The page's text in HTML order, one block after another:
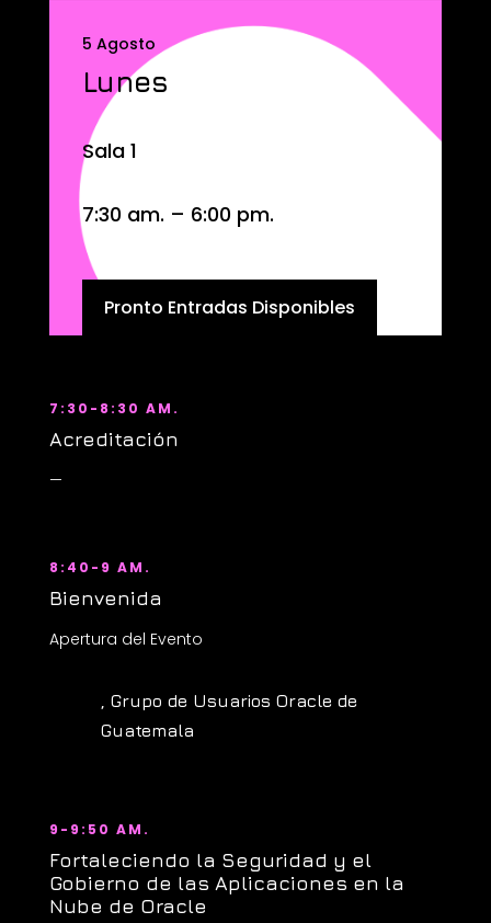
5 Agosto
Lunes
Sala 1
7:30 am. – 6:00 pm.
Pronto Entradas Disponibles
7:30-8:30 AM.
Acreditación
—
8:40-9 AM.
Bienvenida
Apertura del Evento
, Grupo de Usuarios Oracle de
Guatemala
9-9:50 AM.
Fortaleciendo la Seguridad y el
Gobierno de las Aplicaciones en la
Nube de Oracle